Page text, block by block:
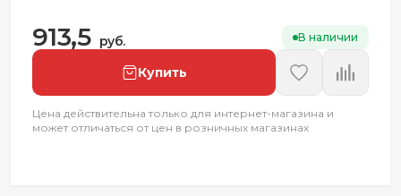
913,5 руб. В наличии
Купить
Цена действительна только для интернет-магазина и
может отличаться от цен в розничных магазинах